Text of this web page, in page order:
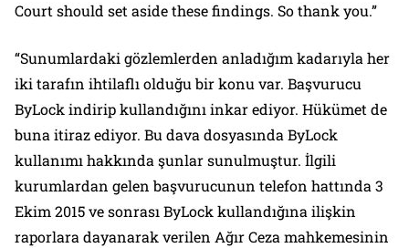
Court should set aside these findings. So thank you.”
“Sunumlardaki gözlemlerden anladığım kadarıyla her
iki tarafın ihtilaflı olduğu bir konu var. Başvurucu
ByLock indirip kullandığını inkar ediyor. Hükümet de
buna itiraz ediyor. Bu dava dosyasında ByLock
kullanımı hakkında şunlar sunulmuştur. İlgili
kurumlardan gelen başvurucunun telefon hattında 3
Ekim 2015 ve sonrası ByLock kullandığına ilişkin
raporlara dayanarak verilen Ağır Ceza mahkemesinin